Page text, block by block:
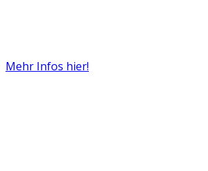
Mehr Infos hier!